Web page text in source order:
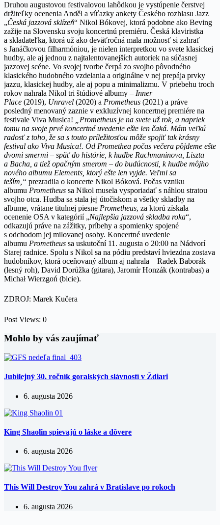
Druhou augustovou festivalovou lahôdkou je vystúpenie čerstvej
držiteľky ocenenia Anděl a víťazky ankety Českého rozhlasu Jazz
„Česká jazzová sklízeň“ Nikol Bókovej, ktorá podobne ako Beving
zažije na Slovensku svoju koncertnú premiéru. Česká klaviristka
a skladateľka, ktorá už ako deväťročná mala možnosť si zahrať
s Janáčkovou filharmóniou, je nielen interpretkou vo svete klasickej
hudby, ale aj jednou z najtalentovanejších autoriek na súčasnej
jazzovej scéne. Vo svojej tvorbe čerpá zo svojho pôvodného
klasického hudobného vzdelania a originálne v nej prepája prvky
jazzu, klasickej hudby, ale aj popu a minimalizmu. V priebehu troch
rokov nahrala Nikol tri štúdiové albumy – Inner
Place (2019), Unravel (2020) a Prometheus (2021) a práve
posledný menovaný zaznie v exkluzívnej koncertnej premiére na
festivale Viva Musica!
„Prometheus je na svete už rok, a napriek
tomu na svoje prvé koncertné uvedenie ešte len čaká. Mám veľkú
radosť z toho, že sa s touto príležitosťou môže spojiť tak krásny
festival ako Viva Musica!. Od Promethea počas večera pôjdeme ešte
dvomi smermi – späť do histórie, k hudbe Rachmaninova, Liszta
a Bacha, a tiež opačným smerom – do budúcnosti, k hudbe môjho
nového albumu Elements, ktorý ešte len vyjde. Veľmi sa
teším,“ prezradila o koncerte Nikol Bóková. Počas vzniku
albumu Prometheus sa Nikol musela vysporiadať s náhlou stratou
svojho otca. Hudba sa stala jej útočiskom a všetky skladby na
albume, vrátane titulnej piesne Prometheus, za ktorú získala
ocenenie OSA v kategórií „Najlepšia jazzová skladba roka“,
odkazujú práve na zážitky, príbehy a spomienky spojené
s odchodom jej milovanej osoby. Koncertné uvedenie
albumu Prometheus sa uskutoční 11. augusta o 20:00 na Nádvorí
Starej radnice. Spolu s Nikol sa na pódiu predstaví hviezdna zostava
hudobníkov, ktorá oceňovaný album aj nahrala – Radek Baborák
(lesný roh), David Dorůžka (gitara), Jaromír Honzák (kontrabas) a
Michał Wierzgoń (bicie).
ZDROJ: Marek Kučera
Post Views: 0
Mohlo by vás zaujímať
Jubilejný 30. ročník goralských slávností v Ždiari
6. augusta 2026
King Shaolin spievajú o láske a dôvere
6. augusta 2026
This Will Destroy You zahrá v Bratislave po rokoch
6. augusta 2026